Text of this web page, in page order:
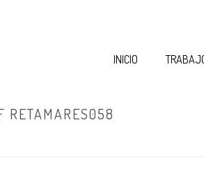
INICIO
RETAMARES058